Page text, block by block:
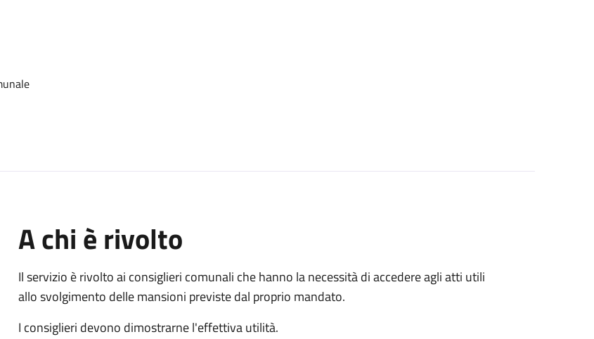
A chi è rivolto
Il servizio è rivolto ai consiglieri comunali che hanno la necessità di accedere agli atti utili
allo svolgimento delle mansioni previste dal proprio mandato.
I consiglieri devono dimostrarne l'effettiva utilità.